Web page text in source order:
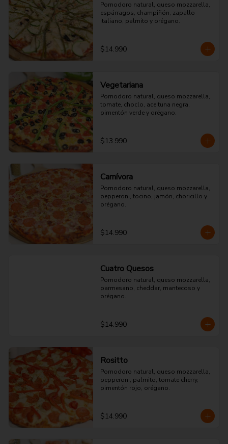
Pomodoro natural, queso mozzarella,
espárragos, champiñón, zapallo
italiano, palmito y orégano.
$14.990
Vegetariana
Pomodoro natural, queso mozzarella,
tomate, choclo, aceituna negra,
pimentón verde y orégano.
$13.990
Carnívora
Pomodoro natural, queso mozzarella,
pepperoni, tocino, jamón, choricillo y
orégano.
$14.990
Cuatro Quesos
Pomodoro natural, queso mozzarella,
parmesano, cheddar, mantecoso y
orégano.
$14.990
Rositto
Pomodoro natural, queso mozzarella,
pepperoni, palmito, tomate cherry,
pimentón rojo, orégano.
$14.990